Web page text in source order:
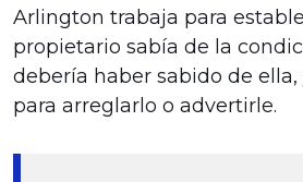
Arlington trabaja para
propietario sabía de la
debería haber sabido de
para arreglarlo o advertirle.